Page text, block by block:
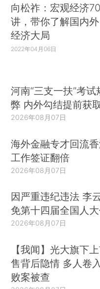
向松祚：宏观经济70
讲，带你了解国内外
经济大局
2022年04月06日
河南“三支一扶”考
弊 内外勾结提前获
2026年08月07日
海外金融专才回流
工作签证翻倍
2026年08月07日
因严重违纪违法 李
免第十四届全国人
2026年08月07日
【我闻】光大旗下
售背后隐情 多人卷
败案被查